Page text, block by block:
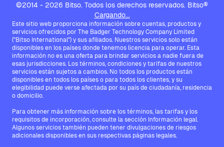
©2014 - 2026 Bitso. Todos los derechos reservados. Bitso®
Cargando...
Este sitio web proporciona información sobre cuentas, productos y
servicios ofrecidos por The Badger Technology Company Limited
("Bitso International") y sus afiliados. Nuestros servicios solo están
disponibles en los países donde tenemos licencia para operar. Esta
información no es una oferta para brindar servicios a nadie fuera de
esas jurisdicciones. Los términos, condiciones y tarifas de nuestros
servicios están sujetos a cambios. No todos los productos están
disponibles en todos los países o para todos los clientes, y su
elegibilidad puede verse afectada por su país de ciudadanía, residencia
o domicilio.
Para obtener más información sobre los términos, las tarifas y los
requisitos de incorporación, consulte la sección Información legal.
Algunos servicios también pueden tener divulgaciones de riesgos
adicionales disponibles en sus respectivas páginas legales.